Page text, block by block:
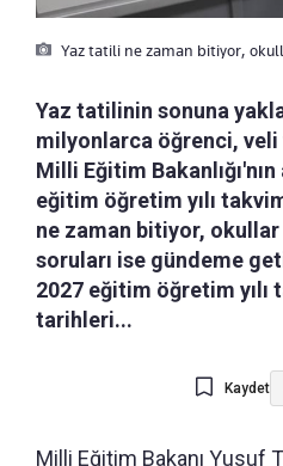
Yaz tatili ne zaman bitiyor,
Yaz tatilinin sonuna
milyonlarca öğrenci,
Milli Eğitim Bakanlığı'nın
eğitim öğretim yılı
ne zaman bitiyor, okullar
soruları ise gündeme
2027 eğitim öğretim yılı
tarihleri...
Kaydet
Milli Eğitim Bakanı Yusuf